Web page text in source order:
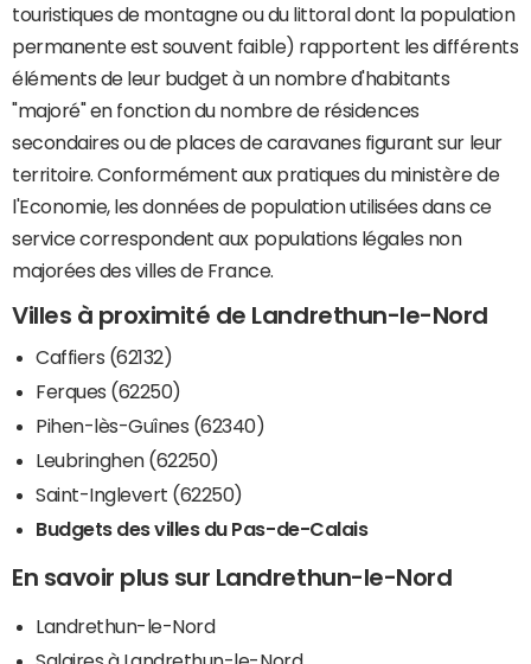
touristiques de montagne ou du littoral dont la population
permanente est souvent faible) rapportent les différents
éléments de leur budget à un nombre d'habitants
"majoré" en fonction du nombre de résidences
secondaires ou de places de caravanes figurant sur leur
territoire. Conformément aux pratiques du ministère de
l'Economie, les données de population utilisées dans ce
service correspondent aux populations légales non
majorées des villes de France.
Villes à proximité de Landrethun-le-Nord
Caffiers (62132)
Ferques (62250)
Pihen-lès-Guînes (62340)
Leubringhen (62250)
Saint-Inglevert (62250)
Budgets des villes du Pas-de-Calais
En savoir plus sur Landrethun-le-Nord
Landrethun-le-Nord